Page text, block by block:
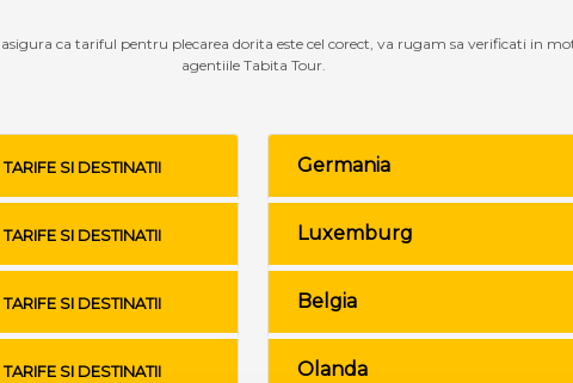
ca tariful pentru plecarea dorita este cel corect, va rugam sa verificati in
agentiile Tabita Tour.
SI DESTINATII
SI DESTINATII
SI DESTINATII
SI DESTINATII
Germania
Luxemburg
Belgia
Olanda